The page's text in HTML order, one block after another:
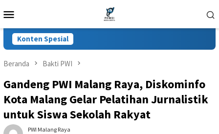
ke
Mobile
Konten Spesial
Beranda Bakti PWI
Gandeng PWI Malang Raya, Diskominfo
Kota Malang Gelar Pelatihan Jurnalistik
untuk Siswa Sekolah Rakyat
PWI Malang Raya